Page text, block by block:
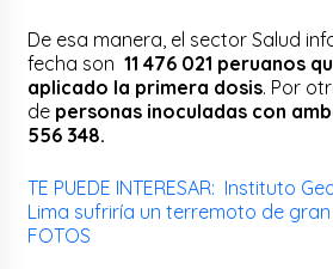
De esa manera, el sector Salud
fecha son11 476 021 peruanos
aplicado la primera dosis. Por
de personas inoculadas con
556 348.
TE PUEDE INTERESAR: Instituto
Lima sufriría un terremoto de
FOTOS